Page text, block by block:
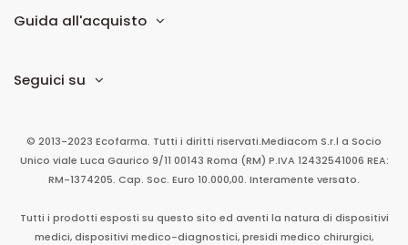
Guida all'acquisto
Seguici su
© 2013-2023 Ecofarma. Tutti i diritti riservati.Mediacom S.r.l a Socio
Unico viale Luca Gaurico 9/11 00143 Roma (RM) P.IVA 12432541006 REA:
RM-1374205. Cap. Soc. Euro 10.000,00. Interamente versato.
Tutti i prodotti esposti su questo sito ed aventi la natura di dispositivi
medici, dispositivi medico-diagnostici, presidi medico chirurgici,